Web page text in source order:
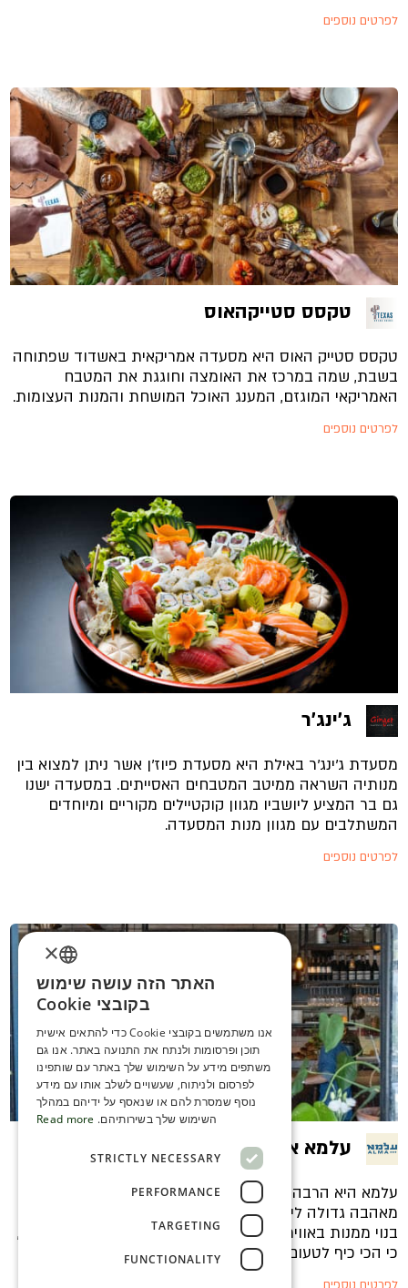
לפרטים נוספים
טקסס סטייקהאוס
טקסס סטייק האוס היא מסעדה אמריקאית באשדוד שפתוחה
בשבת, שמה במרכז את האומצה וחוגגת את המטבח
האמריקאי המוגזם, המענג האוכל המושחת והמנות העצומות.
לפרטים נוספים
ג'ינג'ר
מסעדת ג’ינג’ר באילת היא מסעדת פיוז’ן אשר ניתן למצוא בין
מנותיה השראה ממיטב המטבחים האסייתים. במסעדה ישנו
גם בר המציע ליושביו מגוון קוקטיילים מקוריים ומיוחדים
המשתלבים עם מגוון מנות המסעדה.
לפרטים נוספים
עלמא אשדוד
עלמא היא הרבה יותר ממסעדה - היא חוויה. המקום נולד
מאהבה גדולה לים, לאוכל טוב ולבילוי עם חברים והתפריט
בנוי ממנות באווירה ישראלית, ים-תיכונית ומתאימות לשיתוף,
כי הכי כיף לטעום מהכול
ENGLISH
SERBIA
HEBREW
RUSSIAN
SERBIAN-2
×
האתר הזה עושה שימוש
בקובצי Cookie
אנו משתמשים בקובצי Cookie כדי להתאים אישית
תוכן ופרסומות ולנתח את התנועה באתר. אנו גם
משתפים מידע על השימוש שלך באתר עם שותפינו
לפרסום ולניתוח, שעשויים לשלב אותו עם מידע
נוסף שמסרת להם או שנאסף על ידיהם במהלך
השימוש שלך בשירותיהם. Read more
STRICTLY NECESSARY
PERFORMANCE
TARGETING
FUNCTIONALITY